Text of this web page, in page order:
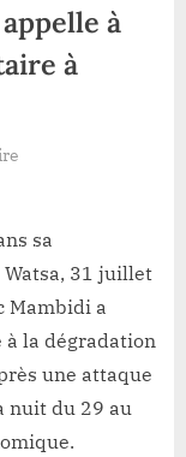
à
à
:
En
parlementaires,
Jean
Marc
Mambidi
alerte
sa
31 juillet
Mambidi a
à la dégradation
une attaque
nuit du 29 au